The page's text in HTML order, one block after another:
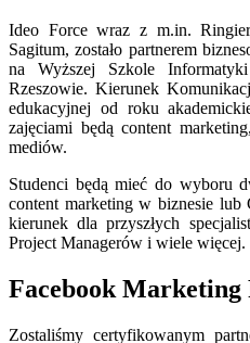
Ideo Force wraz z m.in.
Sagitum, zostało partnerem
na Wyższej Szkole
Rzeszowie. Kierunek
edukacyjnej od roku
zajęciami będą content
mediów.
Studenci będą mieć do wyboru
content marketing w biznesie
kierunek dla przyszłych
Project Managerów i wiele więcej.
Facebook
Zostaliśmy certyfikowanym